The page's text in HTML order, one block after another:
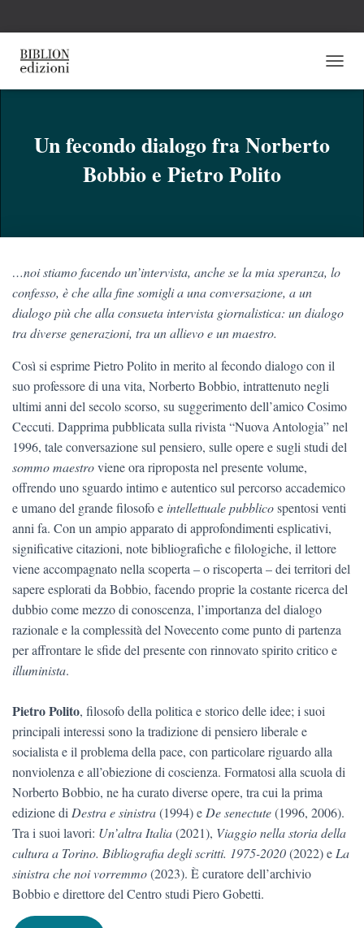
A
G
E
Un fecondo dialogo fra Norberto
Bobbio e Pietro Polito
…noi stiamo facendo un’intervista, anche se la mia speranza, lo
confesso, è che alla fine somigli a una conversazione, a un
dialogo più che alla consueta intervista giornalistica: un dialogo
tra diverse generazioni, tra un allievo e un maestro.
Così si esprime Pietro Polito in merito al fecondo dialogo con il
suo professore di una vita, Norberto Bobbio, intrattenuto negli
ultimi anni del secolo scorso, su suggerimento dell’amico Cosimo
Ceccuti. Dapprima pubblicata sulla rivista “Nuova Antologia” nel
1996, tale conversazione sul pensiero, sulle opere e sugli studi del
sommo maestroviene ora riproposta nel presente volume,
offrendo uno sguardo intimo e autentico sul percorso accademico
e umano del grande filosofo e intellettuale pubblicospentosi venti
anni fa. Con un ampio apparato di approfondimenti esplicativi,
significative citazioni, note bibliografiche e filologiche, il lettore
viene accompagnato nella scoperta – o riscoperta – dei territori del
sapere esplorati da Bobbio, facendo proprie la costante ricerca del
dubbio come mezzo di conoscenza, l’importanza del dialogo
razionale e la complessità del Novecento come punto di partenza
per affrontare le sfide del presente con rinnovato spirito critico e
illuminista.
Pietro Polito, filosofo della politica e storico delle idee; i suoi
principali interessi sono la tradizione di pensiero liberale e
socialista e il problema della pace, con particolare riguardo alla
nonviolenza e all’obiezione di coscienza. Formatosi alla scuola di
Norberto Bobbio, ne ha curato diverse opere, tra cui la prima
edizione di Destra e sinistra(1994) e De senectute(1996, 2006).
Tra i suoi lavori: Un’altra Italia(2021), Viaggio nella storia della
cultura a Torino. Bibliografia degli scritti. 1975-2020(2022) e La
sinistra che noi vorremmo(2023). È curatore dell’archivio
Bobbio e direttore del Centro studi Piero Gobetti.